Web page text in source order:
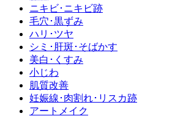
ニキビ･ニキビ跡
毛穴･黒ずみ
ハリ･ツヤ
シミ･肝斑･そばかす
美白･くすみ
小じわ
肌質改善
妊娠線･肉割れ･リスカ跡
アートメイク